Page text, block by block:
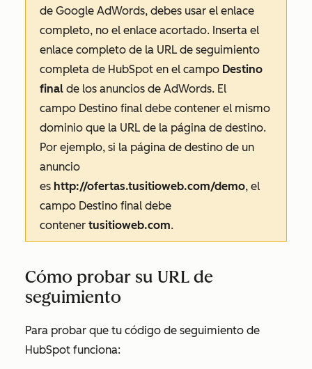
de Google AdWords, debes usar el enlace
completo, no el enlace acortado. Inserta el
enlace completo de la URL de seguimiento
completa de HubSpot en el campo Destino
final de los anuncios de AdWords. El
campo Destino final debe contener el mismo
dominio que la URL de la página de destino.
Por ejemplo, si la página de destino de un
anuncio
es http://ofertas.tusitioweb.com/demo, el
campo Destino final debe
contener tusitioweb.com.
Cómo probar su URL de
seguimiento
Para probar que tu código de seguimiento de
HubSpot funciona: